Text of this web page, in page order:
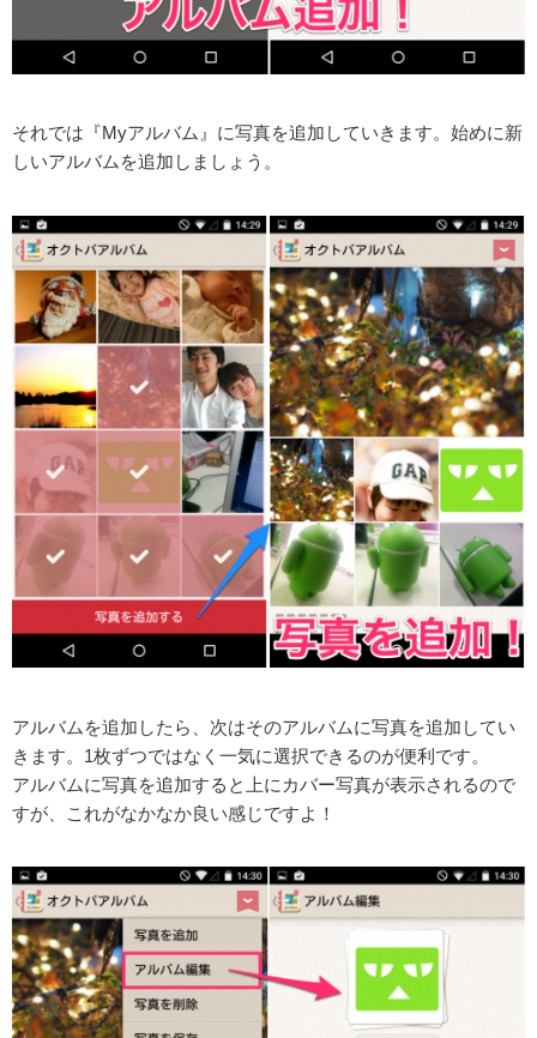
それでは『Myアルバム』に写真を追加していきます。始めに新
しいアルバムを追加しましょう。
アルバムを追加したら、次はそのアルバムに写真を追加してい
きます。1枚ずつではなく一気に選択できるのが便利です。
アルバムに写真を追加すると上にカバー写真が表示されるので
すが、これがなかなか良い感じですよ！